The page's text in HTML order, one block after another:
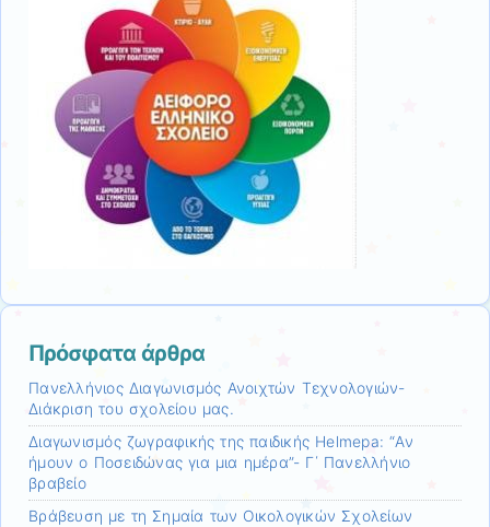
Πρόσφατα άρθρα
Πανελλήνιος Διαγωνισμός Ανοιχτών Τεχνολογιών-
Διάκριση του σχολείου μας.
Διαγωνισμός ζωγραφικής της παιδικής Helmepa: “Αν
ήμουν ο Ποσειδώνας για μια ημέρα”- Γ΄ Πανελλήνιο
βραβείο
Βράβευση με τη Σημαία των Οικολογικών Σχολείων